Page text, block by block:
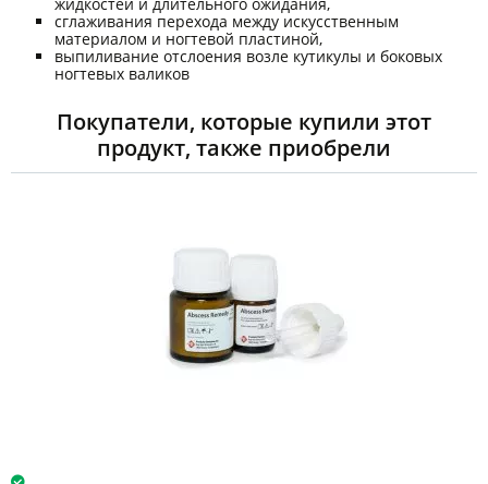
сглаживания перехода между искусственным
материалом и ногтевой пластиной,
выпиливание отслоения возле кутикулы и боковых
ногтевых валиков
Покупатели, которые купили этот
продукт, также приобрели